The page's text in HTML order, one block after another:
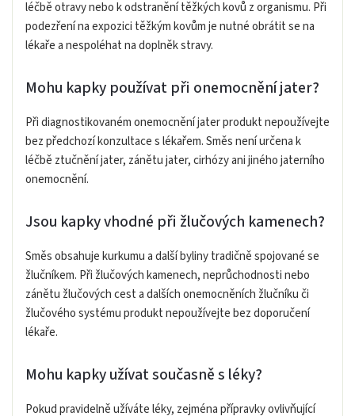
léčbě otravy nebo k odstranění těžkých kovů z organismu. Při
podezření na expozici těžkým kovům je nutné obrátit se na
lékaře a nespoléhat na doplněk stravy.
Mohu kapky používat při onemocnění jater?
Při diagnostikovaném onemocnění jater produkt nepoužívejte
bez předchozí konzultace s lékařem. Směs není určena k
léčbě ztučnění jater, zánětu jater, cirhózy ani jiného jaterního
onemocnění.
Jsou kapky vhodné při žlučových kamenech?
Směs obsahuje kurkumu a další byliny tradičně spojované se
žlučníkem. Při žlučových kamenech, neprůchodnosti nebo
zánětu žlučových cest a dalších onemocněních žlučníku či
žlučového systému produkt nepoužívejte bez doporučení
lékaře.
Mohu kapky užívat současně s léky?
Pokud pravidelně užíváte léky, zejména přípravky ovlivňující